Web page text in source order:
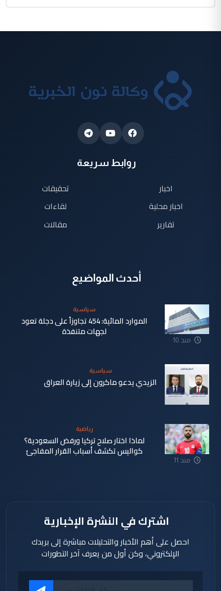
روابط سريعة
اخبار
اخبار محلية
تقارير
تحقيقات
لقاءات
مقالات
أحدث المواضيع
منذ 10
سياسية
الموارد المائية: 454 تجاوزاً على دجلة تعود
لجهات متنفذة
ساعة
سياسية
الزيدي يدعو ماكرون إلى زيارة العراق
منذ 11
رياضية
لماذا اختار صلاح تركيا ورفض السعودية؟
كواليس تكشف أسباب القرار المفاجئ
اشترك في النشرة الإخبارية
احصل على أهم الأخبار والتحليلات مباشرة إلى بريدك
الإلكتروني، وكن أول من يعرف آخر التطورات